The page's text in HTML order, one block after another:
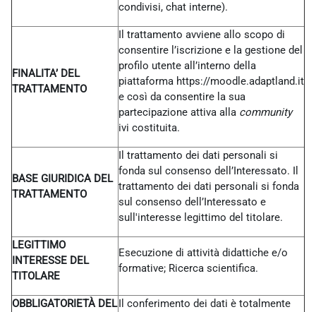
condivisi, chat interne).
FINALITA’ DEL
TRATTAMENTO
Il trattamento avviene allo scopo di
consentire l’iscrizione e la gestione del
profilo utente all’interno della
piattaforma https://moodle.adaptland.it
e così da consentire la sua
partecipazione attiva alla community
ivi costituita.
BASE GIURIDICA DEL
TRATTAMENTO
Il trattamento dei dati personali si
fonda sul consenso dell’Interessato. Il
trattamento dei dati personali si fonda
sul consenso dell’Interessato e
sull'interesse legittimo del titolare.
LEGITTIMO
INTERESSE DEL
TITOLARE
Esecuzione di attività didattiche e/o
formative; Ricerca scientifica.
OBBLIGATORIETÀ DELIl conferimento dei dati è totalmente